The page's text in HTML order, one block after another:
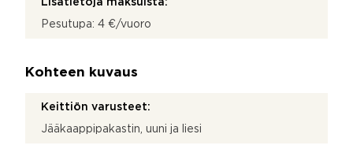
Lisätietoja maksuista:
Pesutupa: 4 €/vuoro
Kohteen kuvaus
Keittiön varusteet:
Jääkaappipakastin, uuni ja liesi